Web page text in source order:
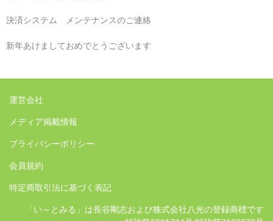
決済システム メンテナンスのご連絡
新年あけましておめでとうございます
運営会社
メディア掲載情報
プライバシーポリシー
会員規約
特定商取引法に基づく表記
「い～とみる」は長谷剛志および株式会社八光の登録商標です